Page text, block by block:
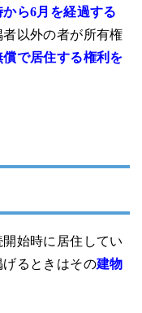
ら6月を経過する
者以外の者が所有権
償で居住する権利を
始時に居住してい
るときはその建物